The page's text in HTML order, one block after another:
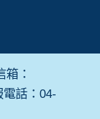
：
話：04-